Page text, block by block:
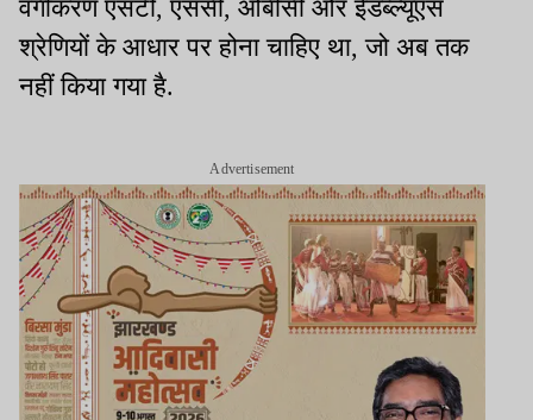
वर्गीकरण एसटी, एससी, ओबीसी और ईडब्ल्यूएस
श्रेणियों के आधार पर होना चाहिए था, जो अब तक
नहीं किया गया है.
Advertisement